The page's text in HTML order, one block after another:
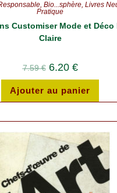
, Bio...sphère, Livres
Pratique
Customiser Mode et Déco
Claire
7.59€ 6.20 €
Ajouter au panier